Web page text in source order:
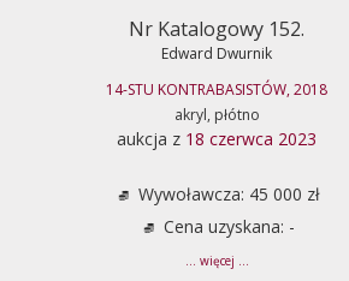
Nr Katalogowy 152.
Edward Dwurnik
14-STU KONTRABASISTÓW, 2018
akryl, płótno
aukcja z 18 czerwca 2023
Wywoławcza: 45 000 zł
Cena uzyskana: -
... więcej ...